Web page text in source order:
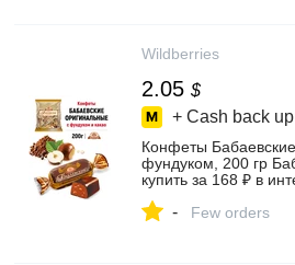
Wildberries
2.05 $
+ Cash back
Конфеты
фундуком, 200 гр
купить за 168 ₽ в
- Few orders